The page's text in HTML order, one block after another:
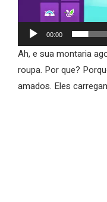
00:00
Ah, e sua montaria
roupa. Por que?
amados. Eles